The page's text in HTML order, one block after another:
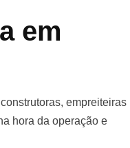
em
empreiteiras
hora da operação e